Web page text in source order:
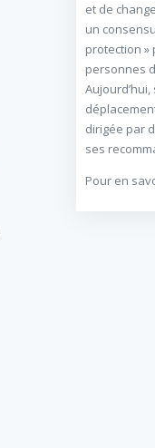
et de
un
protection
personnes
dirigée par
ses
Pour en